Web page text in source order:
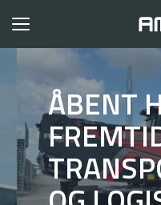
Toggle
ÅBENT